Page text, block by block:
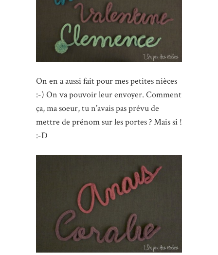
On en a aussi fait pour mes petites nièces
:-) On va pouvoir leur envoyer. Comment
ça, ma soeur, tu n’avais pas prévu de
mettre de prénom sur les portes ? Mais si !
:-D